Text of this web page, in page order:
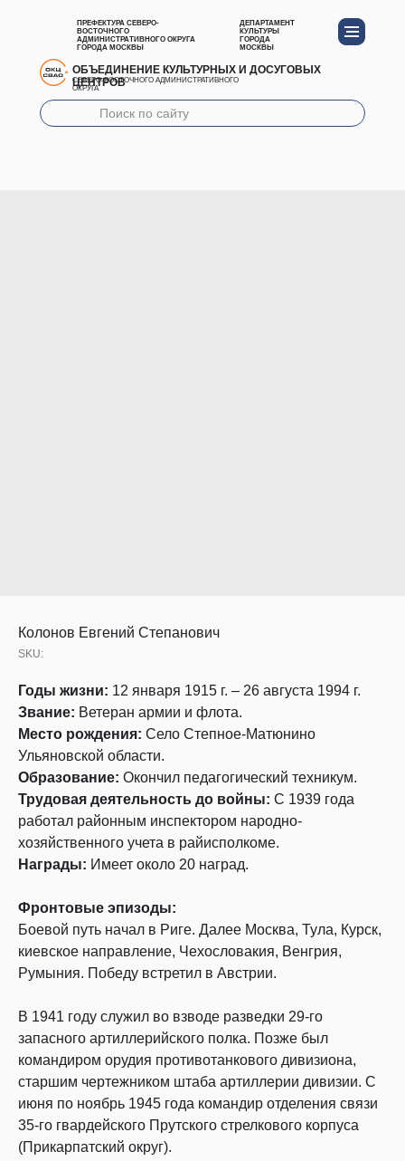
ПРЕФЕКТУРА СЕВЕРО-
ВОСТОЧНОГО
АДМИНИСТРАТИВНОГО ОКРУГА
ГОРОДА МОСКВЫ
ДЕПАРТАМЕНТ
КУЛЬТУРЫ
ГОРОДА
МОСКВЫ
ОБЪЕДИНЕНИЕ КУЛЬТУРНЫХ И ДОСУГОВЫХ
ЦЕНТРОВ
СЕВЕРО-ВОСТОЧНОГО АДМИНИСТРАТИВНОГО
ОКРУГА
Колонов Евгений Степанович
SKU:
Годы жизни: 12 января 1915 г. – 26 августа 1994 г.
Звание: Ветеран армии и флота.
Место рождения: Село Степное-Матюнино
Ульяновской области.
Образование: Окончил педагогический техникум.
Трудовая деятельность до войны: С 1939 года
работал районным инспектором народно-
хозяйственного учета в райисполкоме.
Награды: Имеет около 20 наград.
Фронтовые эпизоды:
Боевой путь начал в Риге. Далее Москва, Тула, Курск,
киевское направление, Чехословакия, Венгрия,
Румыния. Победу встретил в Австрии.
В 1941 году служил во взводе разведки 29-го
запасного артиллерийского полка. Позже был
командиром орудия противотанкового дивизиона,
старшим чертежником штаба артиллерии дивизии. С
июня по ноябрь 1945 года командир отделения связи
35-го гвардейского Прутского стрелкового корпуса
(Прикарпатский округ).